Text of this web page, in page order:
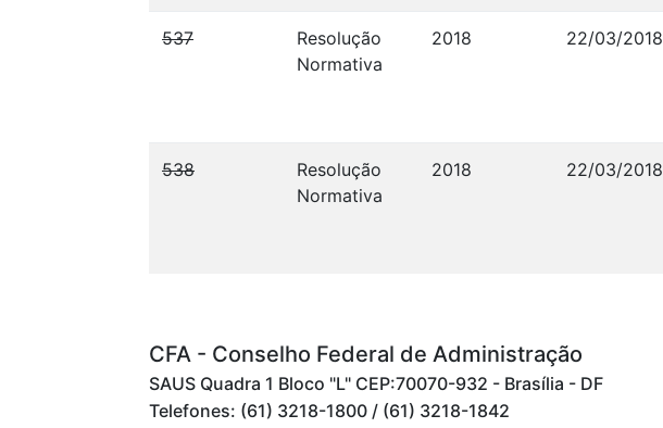
537
Resolução
Normativa
2018 22/03/2018
538
Resolução
Normativa
2018 22/03/2018
CFA - Conselho Federal de Administração
SAUS Quadra 1 Bloco "L" CEP:70070-932 - Brasília - DF
Telefones: (61) 3218-1800 / (61) 3218-1842